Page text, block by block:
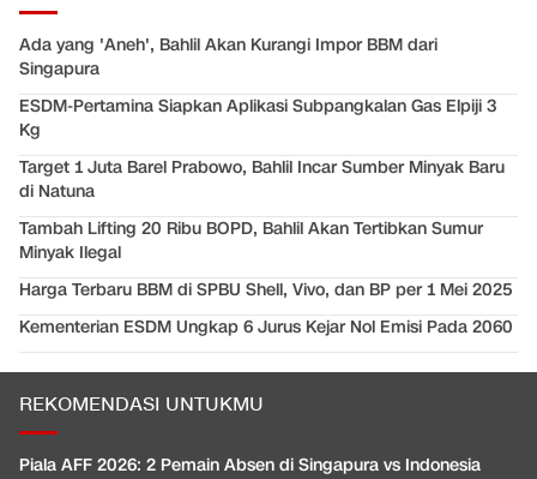
Ada yang 'Aneh', Bahlil Akan Kurangi Impor BBM dari
Singapura
ESDM-Pertamina Siapkan Aplikasi Subpangkalan Gas Elpiji 3
Kg
Target 1 Juta Barel Prabowo, Bahlil Incar Sumber Minyak Baru
di Natuna
Tambah Lifting 20 Ribu BOPD, Bahlil Akan Tertibkan Sumur
Minyak Ilegal
Harga Terbaru BBM di SPBU Shell, Vivo, dan BP per 1 Mei 2025
Kementerian ESDM Ungkap 6 Jurus Kejar Nol Emisi Pada 2060
REKOMENDASI UNTUKMU
Piala AFF 2026: 2 Pemain Absen di Singapura vs Indonesia